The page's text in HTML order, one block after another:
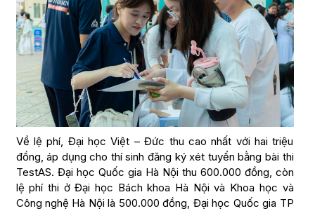
Về lệ phí, Đại học Việt – Đức thu cao nhất với hai triệu
đồng, áp dụng cho thí sinh đăng ký xét tuyển bằng bài thi
TestAS. Đại học Quốc gia Hà Nội thu 600.000 đồng, còn
lệ phí thi ở Đại học Bách khoa Hà Nội và Khoa học và
Công nghệ Hà Nội là 500.000 đồng, Đại học Quốc gia TP